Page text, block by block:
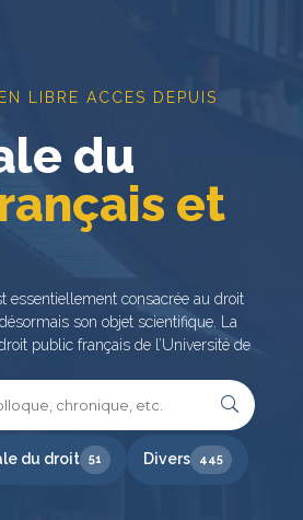
LIBRE ACCES DEPUIS
du
et
essentiellement consacrée au droit
son objet scientifique. La
public français de l’Université de
du droit 51 Divers 445